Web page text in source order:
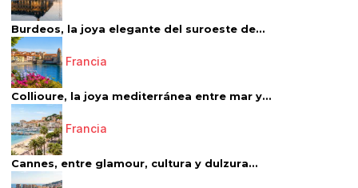
Burdeos, la joya elegante del suroeste de...
Francia
Collioure, la joya mediterránea entre mar y...
Francia
Cannes, entre glamour, cultura y dulzura...